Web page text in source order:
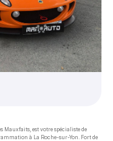
Mauxfaits, est votre spécialiste de
à La Roche-sur-Yon. Fort de